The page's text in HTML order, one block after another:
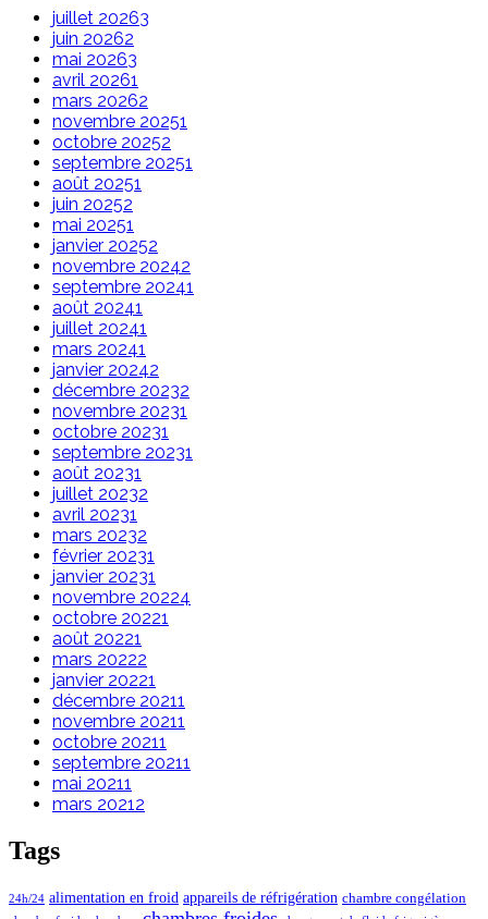
juillet 20263
juin 20262
mai 20263
avril 20261
mars 20262
novembre 20251
octobre 20252
septembre 20251
août 20251
juin 20252
mai 20251
janvier 20252
novembre 20242
septembre 20241
août 20241
juillet 20241
mars 20241
janvier 20242
décembre 20232
novembre 20231
octobre 20231
septembre 20231
août 20231
juillet 20232
avril 20231
mars 20232
février 20231
janvier 20231
novembre 20224
octobre 20221
août 20221
mars 20222
janvier 20221
décembre 20211
novembre 20211
octobre 20211
septembre 20211
mai 20211
mars 20212
Tags
24h/24 alimentation en froid appareils de réfrigération chambre congélation